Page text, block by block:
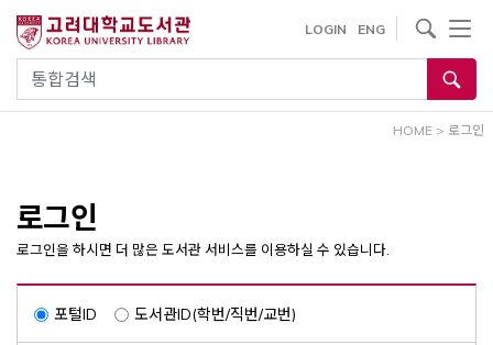
건
통합검색
LOGIN ENG
사이트내 검색
HOME > 로그인
로그인
로그인을 하시면 더 많은 도서관 서비스를 이용하실 수 있습니다.
포털ID 도서관ID(학번/직번/교번)